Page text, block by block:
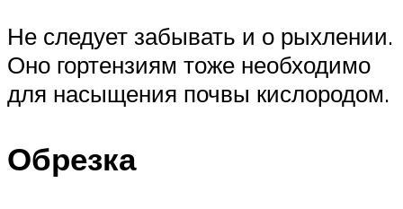
Не следует забывать и о рыхлении.
Оно гортензиям тоже необходимо
для насыщения почвы кислородом.
Обрезка